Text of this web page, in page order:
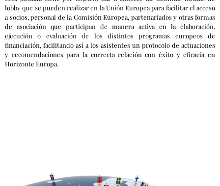
Esta jornada tiene por objetivo dar a conocer las distintas formas de
lobby que se pueden realizar en la Unión Europea para facilitar el acceso
a socios, personal de la Comisión Europea, partenariados y otras formas
de asociación que participan de manera activa en la elaboración,
ejecución o evaluación de los distintos programas europeos de
financiación, facilitando así a los asistentes un protocolo de actuaciones
y recomendaciones para la correcta relación con éxito y eficacia en
Horizonte Europa.